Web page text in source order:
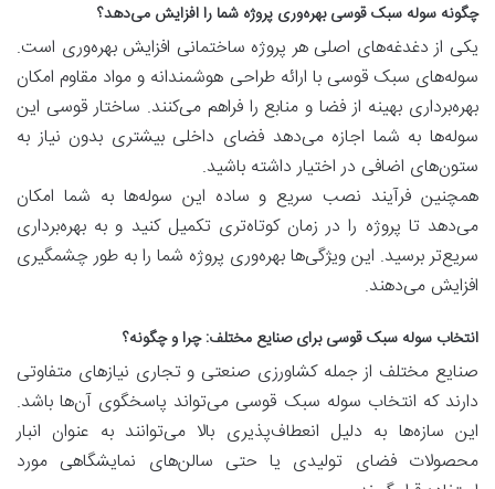
چگونه سوله سبک قوسی بهره‌وری پروژه شما را افزایش می‌دهد؟
یکی از دغدغه‌های اصلی هر پروژه ساختمانی افزایش بهره‌وری است.
سوله‌های سبک قوسی با ارائه طراحی هوشمندانه و مواد مقاوم امکان
بهره‌برداری بهینه از فضا و منابع را فراهم می‌کنند. ساختار قوسی این
سوله‌ها به شما اجازه می‌دهد فضای داخلی بیشتری بدون نیاز به
ستون‌های اضافی در اختیار داشته باشید.
همچنین فرآیند نصب سریع و ساده این سوله‌ها به شما امکان
می‌دهد تا پروژه را در زمان کوتاه‌تری تکمیل کنید و به بهره‌برداری
سریع‌تر برسید. این ویژگی‌ها بهره‌وری پروژه شما را به طور چشمگیری
افزایش می‌دهند.
انتخاب سوله سبک قوسی برای صنایع مختلف: چرا و چگونه؟
صنایع مختلف از جمله کشاورزی صنعتی و تجاری نیازهای متفاوتی
دارند که انتخاب سوله سبک قوسی می‌تواند پاسخگوی آن‌ها باشد.
این سازه‌ها به دلیل انعطاف‌پذیری بالا می‌توانند به عنوان انبار
محصولات فضای تولیدی یا حتی سالن‌های نمایشگاهی مورد